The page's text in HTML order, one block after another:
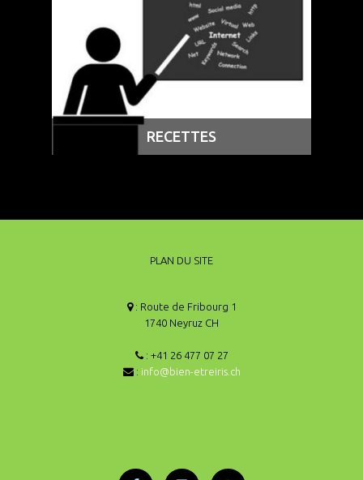
RECETTES
PLAN DU SITE
: Route de Fribourg 1
1740 Neyruz CH
: +41 26 477 07 27
: info@bien-etreiris.ch